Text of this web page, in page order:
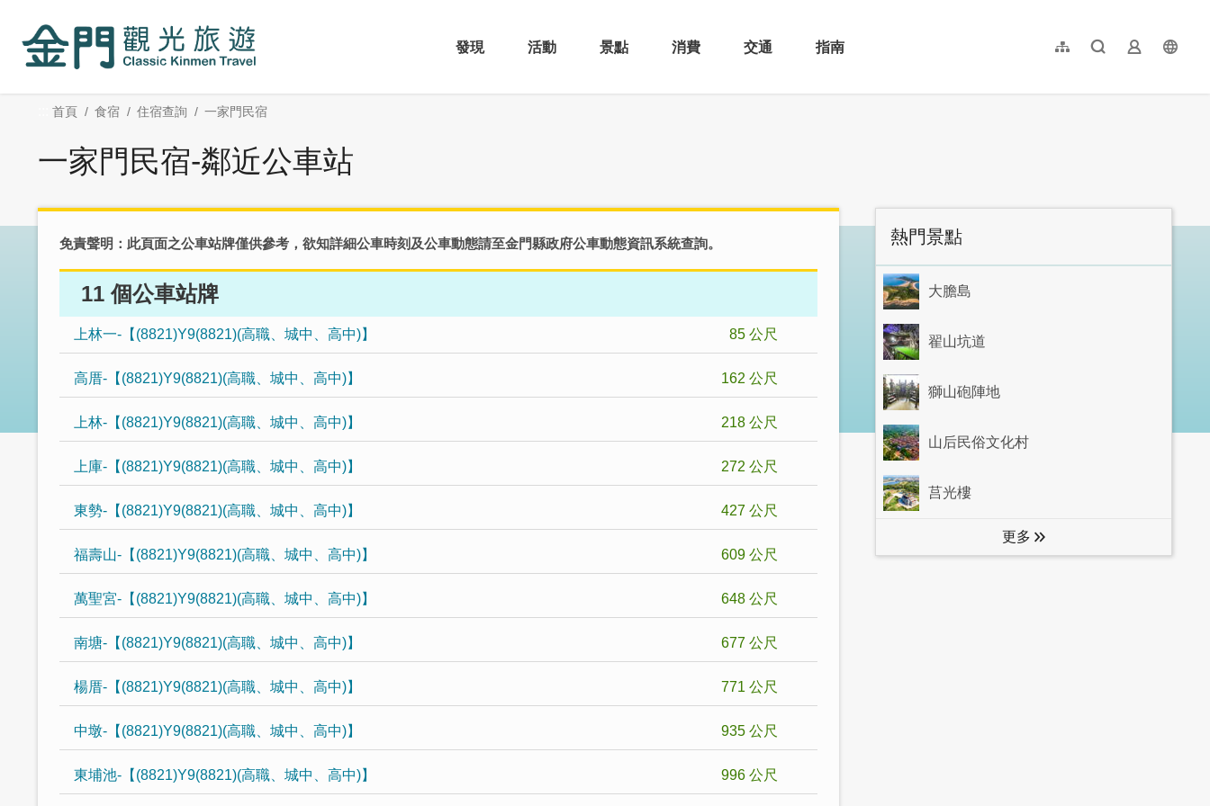
內
發現
活動 景點 消費 交通 指南 網站導覽全文檢索業者登入
简体中文
首頁 食宿 住宿查詢 一家門民宿
一家門民宿-鄰近公車站
免責聲明：此頁面之公車站牌僅供參考，欲知詳細公車時刻及公車動態請至金門縣政府公車動態資訊系統查詢。
11 個公車站牌
上林一-【(8821)Y9(8821)(高職、城中、高中)】 85 公尺
高厝-【(8821)Y9(8821)(高職、城中、高中)】 162 公尺
上林-【(8821)Y9(8821)(高職、城中、高中)】 218 公尺
上庫-【(8821)Y9(8821)(高職、城中、高中)】 272 公尺
東勢-【(8821)Y9(8821)(高職、城中、高中)】 427 公尺
福壽山-【(8821)Y9(8821)(高職、城中、高中)】 609 公尺
萬聖宮-【(8821)Y9(8821)(高職、城中、高中)】 648 公尺
南塘-【(8821)Y9(8821)(高職、城中、高中)】 677 公尺
楊厝-【(8821)Y9(8821)(高職、城中、高中)】 771 公尺
中墩-【(8821)Y9(8821)(高職、城中、高中)】 935 公尺
東埔池-【(8821)Y9(8821)(高職、城中、高中)】 996 公尺
:::
熱門景點
大膽島
翟山坑道
獅山砲陣地
山后民俗文化村
莒光樓
更多